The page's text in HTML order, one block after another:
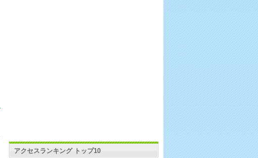
アクセスランキング トップ10